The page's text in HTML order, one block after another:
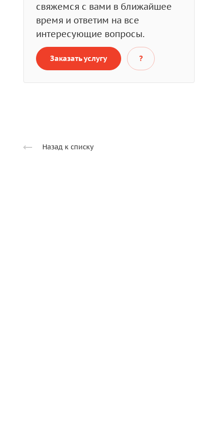
свяжемся с вами в ближайшее
время и ответим на все
интересующие вопросы.
Заказать услугу ?
Назад к списку